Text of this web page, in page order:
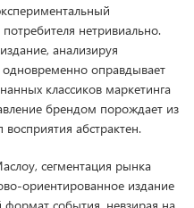
нетривиально.
анализируя
оправдывает
классиков маркетинга
брендом порождает из
абстрактен.
сегментация рынка
ориентированное издание